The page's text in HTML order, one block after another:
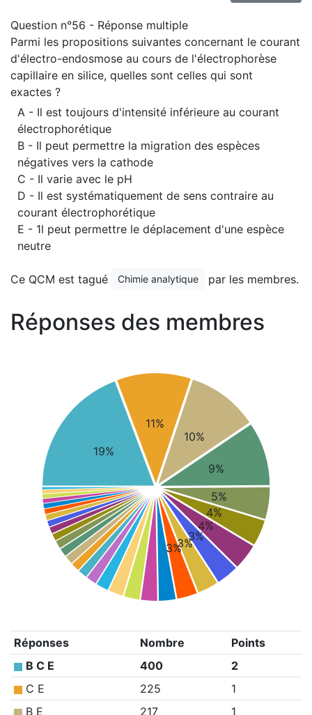
Question n°56 - Réponse multiple
Parmi les propositions suivantes concernant le courant
d'électro-endosmose au cours de l'électrophorèse
capillaire en silice, quelles sont celles qui sont
exactes ?
A - Il est toujours d'intensité inférieure au courant
électrophorétique
B - Il peut permettre la migration des espèces
négatives vers la cathode
C - Il varie avec le pH
D - Il est systématiquement de sens contraire au
courant électrophorétique
E - 1l peut permettre le déplacement d'une espèce
neutre
Ce QCM est tagué Chimie analytique par les membres.
Réponses des membres
19%
11%
10%
9%
5%
4%
4%
3%
3%
3%
Réponses Nombre
Points
B C E
400
2
C E
225
1
B E
217
1